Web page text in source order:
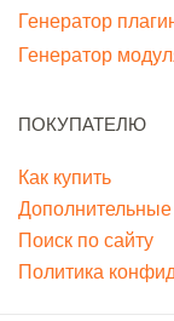
Генератор
Генератор
ПОКУПАТЕЛЮ
Как купить
Дополнительные
Поиск по сайту
Политика